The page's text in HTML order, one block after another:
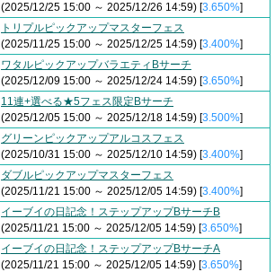
(2025/12/25 15:00 ～ 2025/12/26 14:59) [3.650%]
トリプルピックアップマスターフェス
(2025/11/25 15:00 ～ 2025/12/25 14:59) [3.400%]
ワタルピックアップバラエティBサーチ
(2025/12/09 15:00 ～ 2025/12/24 14:59) [3.650%]
11連+選べる★5フェス限定Bサーチ
(2025/12/05 15:00 ～ 2025/12/18 14:59) [3.500%]
グリーンピックアップアルコスフェス
(2025/10/31 15:00 ～ 2025/12/10 14:59) [3.400%]
ダブルピックアップマスターフェス
(2025/11/21 15:00 ～ 2025/12/05 14:59) [3.400%]
イーブイの日記念！ステップアップBサーチB
(2025/11/21 15:00 ～ 2025/12/05 14:59) [3.650%]
イーブイの日記念！ステップアップBサーチA
(2025/11/21 15:00 ～ 2025/12/05 14:59) [3.650%]